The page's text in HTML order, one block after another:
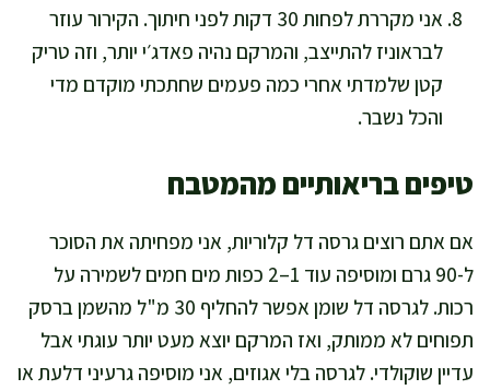
אני מקררת לפחות 30 דקות לפני חיתוך. הקירור עוזר
לבראוניז להתייצב, והמרקם נהיה פאדג׳י יותר, וזה טריק
קטן שלמדתי אחרי כמה פעמים שחתכתי מוקדם מדי
והכל נשבר.
טיפים בריאותיים מהמטבח
אם אתם רוצים גרסה דל קלוריות, אני מפחיתה את הסוכר
ל-90 גרם ומוסיפה עוד 1–2 כפות מים חמים לשמירה על
רכות. לגרסה דל שומן אפשר להחליף 30 מ"ל מהשמן ברסק
תפוחים לא ממותק, ואז המרקם יוצא מעט יותר עוגתי אבל
עדיין שוקולדי. לגרסה בלי אגוזים, אני מוסיפה גרעיני דלעת או